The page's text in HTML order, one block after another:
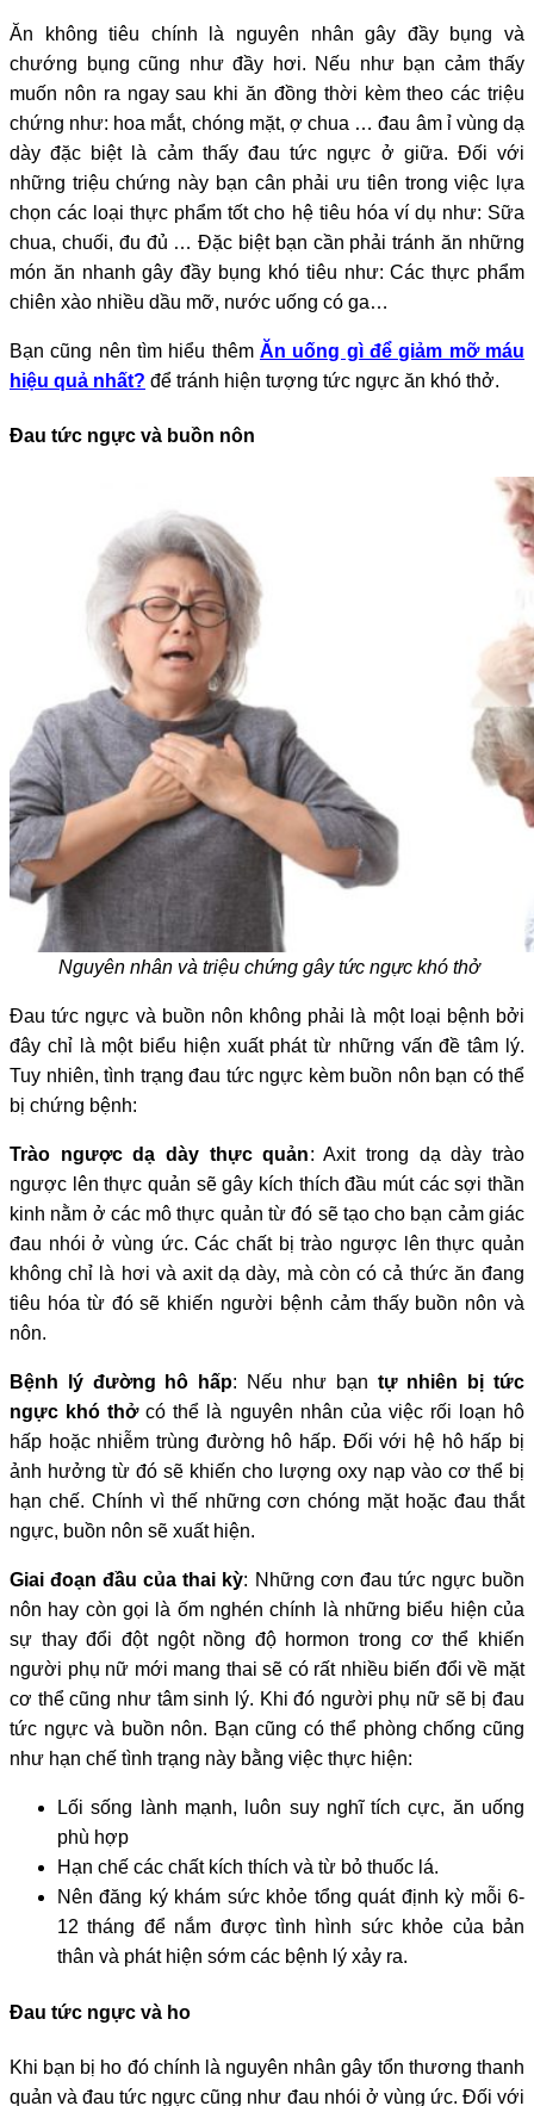
Ăn không tiêu chính là nguyên nhân gây đầy bụng và
chướng bụng cũng như đầy hơi. Nếu như bạn cảm thấy
muốn nôn ra ngay sau khi ăn đồng thời kèm theo các triệu
chứng như: hoa mắt, chóng mặt, ợ chua … đau âm ỉ vùng dạ
dày đặc biệt là cảm thấy đau tức ngực ở giữa. Đối với
những triệu chứng này bạn cân phải ưu tiên trong việc lựa
chọn các loại thực phẩm tốt cho hệ tiêu hóa ví dụ như: Sữa
chua, chuối, đu đủ … Đặc biệt bạn cần phải tránh ăn những
món ăn nhanh gây đầy bụng khó tiêu như: Các thực phẩm
chiên xào nhiều dầu mỡ, nước uống có ga…
Bạn cũng nên tìm hiểu thêm Ăn uống gì để giảm mỡ máu
hiệu quả nhất? để tránh hiện tượng tức ngực ăn khó thở.
Đau tức ngực và buồn nôn
Nguyên nhân và triệu chứng gây tức ngực khó thở
Đau tức ngực và buồn nôn không phải là một loại bệnh bởi
đây chỉ là một biểu hiện xuất phát từ những vấn đề tâm lý.
Tuy nhiên, tình trạng đau tức ngực kèm buồn nôn bạn có thể
bị chứng bệnh:
Trào ngược dạ dày thực quản: Axit trong dạ dày trào
ngược lên thực quản sẽ gây kích thích đầu mút các sợi thần
kinh nằm ở các mô thực quản từ đó sẽ tạo cho bạn cảm giác
đau nhói ở vùng ức. Các chất bị trào ngược lên thực quản
không chỉ là hơi và axit dạ dày, mà còn có cả thức ăn đang
tiêu hóa từ đó sẽ khiến người bệnh cảm thấy buồn nôn và
nôn.
Bệnh lý đường hô hấp: Nếu như bạn tự nhiên bị tức
ngực khó thởcó thể là nguyên nhân của việc rối loạn hô
hấp hoặc nhiễm trùng đường hô hấp. Đối với hệ hô hấp bị
ảnh hưởng từ đó sẽ khiến cho lượng oxy nạp vào cơ thể bị
hạn chế. Chính vì thế những cơn chóng mặt hoặc đau thắt
ngực, buồn nôn sẽ xuất hiện.
Giai đoạn đầu của thai kỳ: Những cơn đau tức ngực buồn
nôn hay còn gọi là ốm nghén chính là những biểu hiện của
sự thay đổi đột ngột nồng độ hormon trong cơ thể khiến
người phụ nữ mới mang thai sẽ có rất nhiều biến đổi về mặt
cơ thể cũng như tâm sinh lý. Khi đó người phụ nữ sẽ bị đau
tức ngực và buồn nôn. Bạn cũng có thể phòng chống cũng
như hạn chế tình trạng này bằng việc thực hiện:
Lối sống lành mạnh, luôn suy nghĩ tích cực, ăn uống
phù hợp
Hạn chế các chất kích thích và từ bỏ thuốc lá.
Nên đăng ký khám sức khỏe tổng quát định kỳ mỗi 6-
12 tháng để nắm được tình hình sức khỏe của bản
thân và phát hiện sớm các bệnh lý xảy ra.
Đau tức ngực và ho
Khi bạn bị ho đó chính là nguyên nhân gây tổn thương thanh
quản và đau tức ngực cũng như đau nhói ở vùng ức. Đối với